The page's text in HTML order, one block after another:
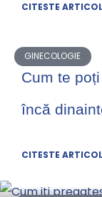
CITESTE
GINECOLOGIE
Cum te
încă
CITESTE